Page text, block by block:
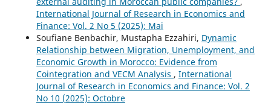
International Journal of Research in Economics and
Finance: Vol. 2 No 5 (2025): Mai
Soufiane Benbachir, Mustapha Ezzahiri, Dynamic
Relationship between Migration, Unemployment, and
Economic Growth in Morocco: Evidence from
Cointegration and VECM Analysis , International
Journal of Research in Economics and Finance: Vol. 2
No 10 (2025): Octobre